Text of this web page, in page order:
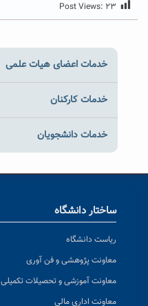
Post Views: ۲۳
خدمات اعضای هیات علمی
خدمات کارکنان
خدمات دانشجویان
ساختار دانشگاه
ریاست دانشگاه
معاونت پژوهشی و فن آوری
معاونت آموزشی و تحصیلات تکمیلی
معاونت اداری مالی